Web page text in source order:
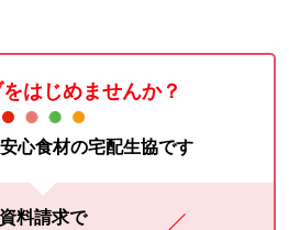
はじめませんか？
心食材の宅配生協です
資料請求で